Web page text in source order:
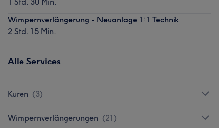
Wimpernverlängerung - Neuanlage 1:1 Technik
2 Std. 15 Min.
Alle Services
Kuren (3)
Wimpernverlängerungen (21)